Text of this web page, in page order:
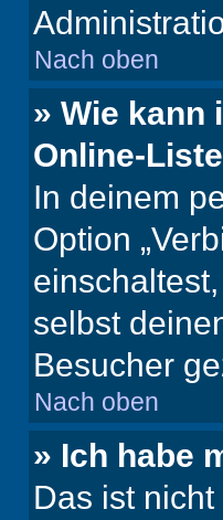
Nach oben
» Wie kann
Online-
In deinem
Option
selbst
Besucher
Nach oben
» Ich habe
Das ist